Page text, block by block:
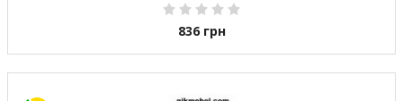
836 грн